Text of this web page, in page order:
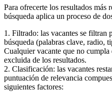
Para ofrecerte los resultados más
búsqueda aplica un proceso de
1. Filtrado: las vacantes se filtran
búsqueda (palabras clave, radio,
Cualquier vacante que no
excluida de los resultados.
2. Clasificación: las vacantes
puntuación de relevancia
siguientes factores: